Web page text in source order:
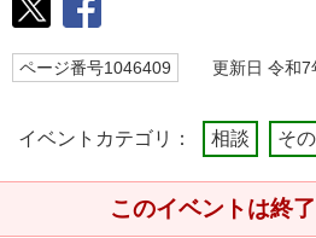
ページ番号1046409 更新日 令和7
イベントカテゴリ： 相談 そ
このイベントは終了